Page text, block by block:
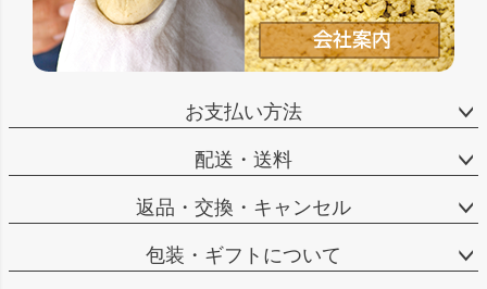
お支払い方法
配送・送料
返品・交換・キャンセル
包装・ギフトについて